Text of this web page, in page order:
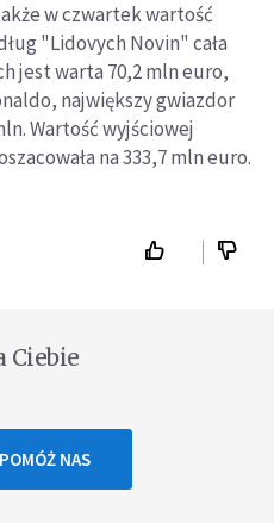
w czwartek wartość
"Lidovych Novin" cała
jest warta 70,2 mln euro,
największy gwiazdor
Wartość wyjściowej
na 333,7 mln euro.
Ciebie
NAS